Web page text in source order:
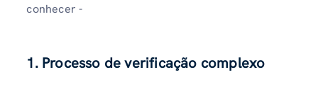
conhecer -
1. Processo de verificação complexo